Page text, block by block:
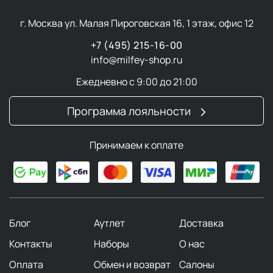
Межзубные ершикис нейлоновым ворсом чистят
защищают десны.
Скребок для языкаудаляет бактерии,
вызывающие неприятный запах. Его используют
утром и вечером.
Премиальные бренды делают акцент на
с ультрамягкой щетиной
рекомендованы после имплантации, а бамбуковые
моделиMontCarotte разлагаются за полгода.
Средства для полости рта
Современные средства ухода за полостью рта
сочетают традиционные методы с инновационными
г. Москва ул. Малая Пироговская 16, 1 этаж, офис 12
+7 (495) 215-16-00
info@milfey-shop.ru
Ежедневно с 9:00 до 21:00
Программа лояльности
Принимаем к оплате
Блог Аутлет
Доставка
Контакты
Наборы
О нас
Оплата
Обмен и возврат Салоны